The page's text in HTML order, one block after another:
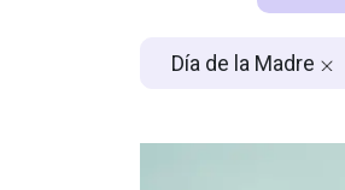
Día de la Madre